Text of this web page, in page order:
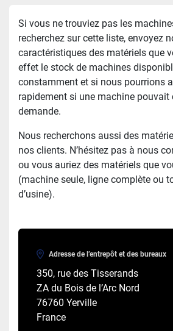
Si vous ne trouviez pas les
recherchez sur cette liste, envoyez
caractéristiques des matériels que
effet le stock de machines
constamment et si nous pourrions
rapidement si une machine pouvait
demande.
Nous recherchons aussi des
nos clients. N’hésitez pas à nous
ou vous auriez des matériels que
(machine seule, ligne complète ou
d’usine).
Adresse de l’entrepôt et des bureaux
350, rue des Tisserands
ZA du Bois de l’Arc Nord
76760 Yerville
France